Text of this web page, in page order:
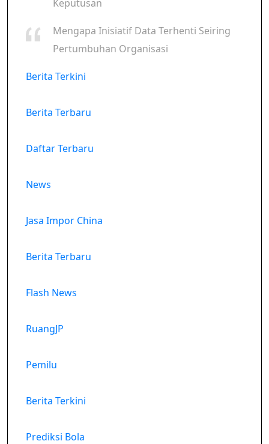
Keputusan
Mengapa Inisiatif Data Terhenti Seiring
Pertumbuhan Organisasi
Berita Terkini
Berita Terbaru
Daftar Terbaru
News
Jasa Impor China
Berita Terbaru
Flash News
RuangJP
Pemilu
Berita Terkini
Prediksi Bola